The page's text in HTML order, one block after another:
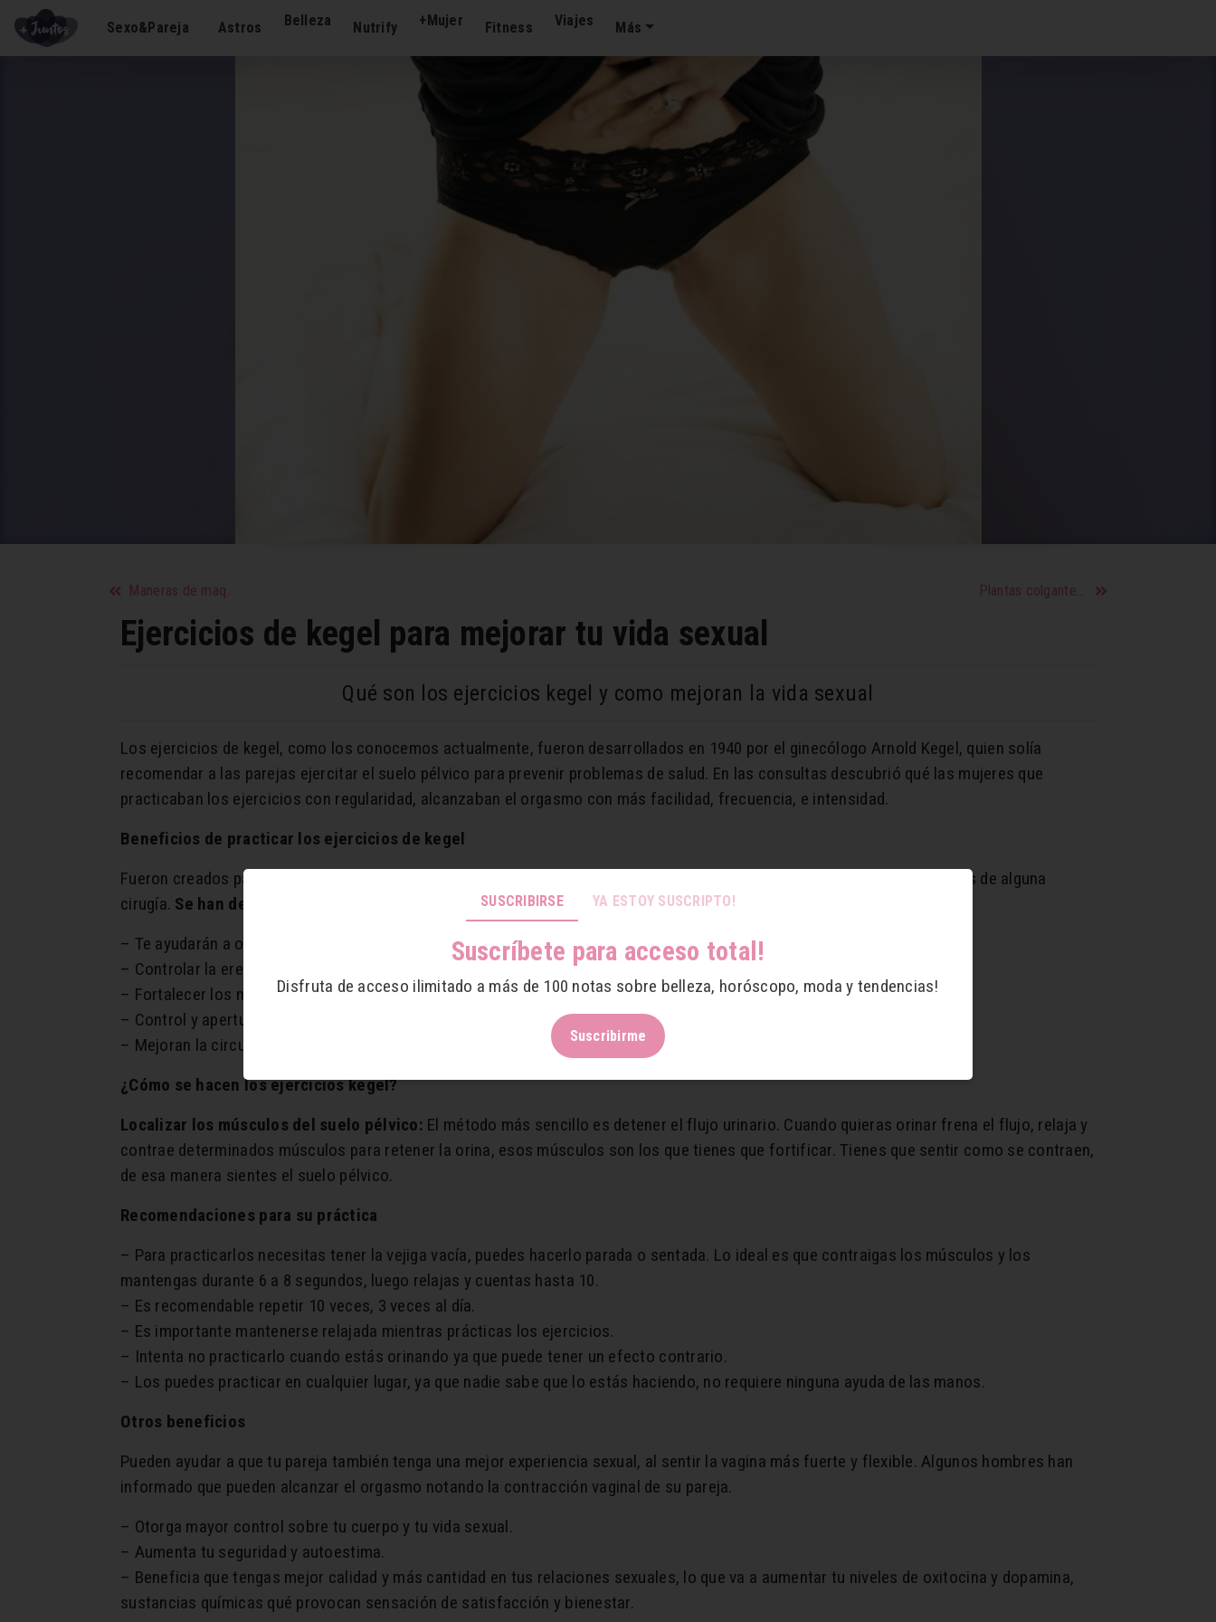
Sexo&Pareja Astros Belleza Nutrify +Mujer Fitness Viajes Más
Maneras de maquillarte y sacarte partido Plantas colgantes ideales para decoración interior
Ejercicios de kegel para mejorar tu vida sexual
Qué son los ejercicios kegel y como mejoran la vida sexual
Los ejercicios de kegel, como los conocemos actualmente, fueron desarrollados en 1940 por el ginecólogo Arnold Kegel, quien solía
recomendar a las parejas ejercitar el suelo pélvico para prevenir problemas de salud. En las consultas descubrió qué las mujeres que
practicaban los ejercicios con regularidad, alcanzaban el orgasmo con más facilidad, frecuencia, e intensidad.
Beneficios de practicar los ejercicios de kegel
Fueron creados para mujeres que tenían problemas de incontinencia urinaria por la edad, recuperación postparto, secuelas de alguna
cirugía. Se han descubierto más beneficios al practicarlos como:
– Te ayudarán a obtener resistencia para el orgasmo.
– Controlar la erección y cuánto puede durar la misma.
– Fortalecer los músculos del suelo pélvico.
– Control y apertura de la vejiga.
– Mejoran la circulación sanguínea de la vagina.
¿Cómo se hacen los ejercicios kegel?
Localizar los músculos del suelo pélvico: El método más sencillo es detener el flujo urinario. Cuando quieras orinar frena el flujo, relaja y
contrae determinados músculos para retener la orina, esos músculos son los que tienes que fortificar. Tienes que sentir como se contraen,
de esa manera sientes el suelo pélvico.
Recomendaciones para su práctica
– Para practicarlos necesitas tener la vejiga vacía, puedes hacerlo parada o sentada. Lo ideal es que contraigas los músculos y los
mantengas durante 6 a 8 segundos, luego relajas y cuentas hasta 10.
– Es recomendable repetir 10 veces, 3 veces al día.
– Es importante mantenerse relajada mientras prácticas los ejercicios.
– Intenta no practicarlo cuando estás orinando ya que puede tener un efecto contrario.
– Los puedes practicar en cualquier lugar, ya que nadie sabe que lo estás haciendo, no requiere ninguna ayuda de las manos.
Otros beneficios
Pueden ayudar a que tu pareja también tenga una mejor experiencia sexual, al sentir la vagina más fuerte y flexible. Algunos hombres han
informado que pueden alcanzar el orgasmo notando la contracción vaginal de su pareja.
– Otorga mayor control sobre tu cuerpo y tu vida sexual.
– Aumenta tu seguridad y autoestima.
– Beneficia que tengas mejor calidad y más cantidad en tus relaciones sexuales, lo que va a aumentar tu niveles de oxitocina y dopamina,
sustancias químicas qué provocan sensación de satisfacción y bienestar.
SUSCRIBIRSE YA ESTOY SUSCRIPTO!
Suscríbete para acceso total!
Disfruta de acceso ilimitado a más de 100 notas sobre belleza, horóscopo, moda y tendencias!
Suscribirme